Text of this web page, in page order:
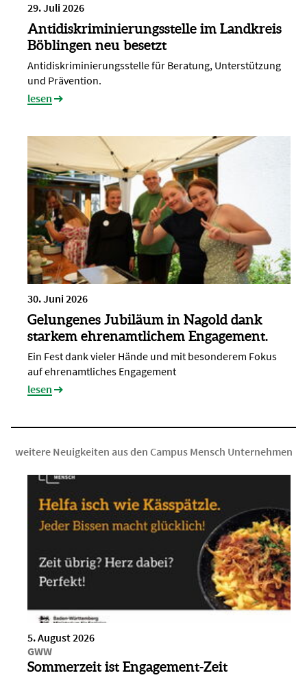
29. Juli 2026
Antidiskriminierungsstelle im Landkreis
Böblingen neu besetzt
Antidiskriminierungsstelle für Beratung, Unterstützung
und Prävention.
lesen
30. Juni 2026
Gelungenes Jubiläum in Nagold dank
starkem ehrenamtlichem Engagement.
Ein Fest dank vieler Hände und mit besonderem Fokus
auf ehrenamtliches Engagement
lesen
weitere Neuigkeiten aus den Campus Mensch Unternehmen
5. August 2026
GWW
Sommerzeit ist Engagement-Zeit